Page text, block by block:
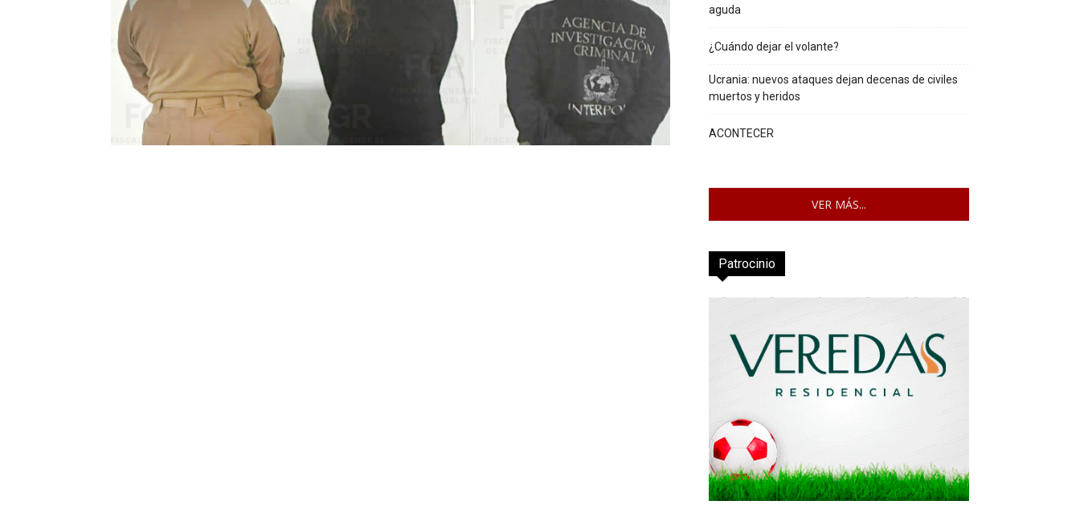
aguda
¿Cuándo dejar el volante?
Ucrania: nuevos ataques dejan decenas de civiles
muertos y heridos
ACONTECER
VER MÁS...
Patrocinio